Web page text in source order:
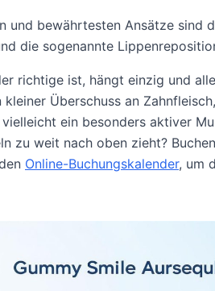
und bewährtesten Ansätze sind
die sogenannte
richtige ist, hängt einzig und
Überschuss an
ein besonders aktiver
zu weit nach oben zieht?
Online-Buchungskalender, um